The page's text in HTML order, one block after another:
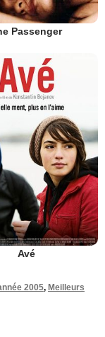
Passenger
Avé
2005, Meilleurs